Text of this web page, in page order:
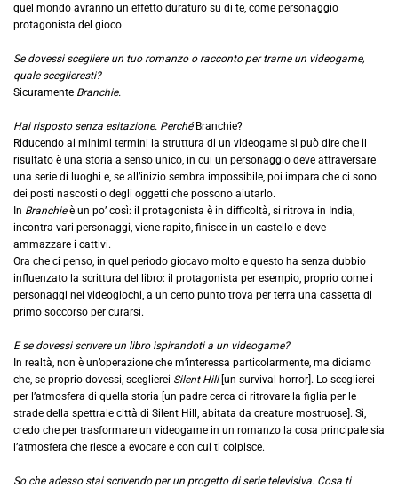
quel mondo avranno un effetto duraturo su di te, come personaggio
protagonista del gioco.
Se dovessi scegliere un tuo romanzo o racconto per trarne un videogame,
quale sceglieresti?
Sicuramente Branchie.
Hai risposto senza esitazione. Perché Branchie?
Riducendo ai minimi termini la struttura di un videogame si può dire che il
risultato è una storia a senso unico, in cui un personaggio deve attraversare
una serie di luoghi e, se all’inizio sembra impossibile, poi impara che ci sono
dei posti nascosti o degli oggetti che possono aiutarlo.
In Branchieè un po’ così: il protagonista è in difficoltà, si ritrova in India,
incontra vari personaggi, viene rapito, finisce in un castello e deve
ammazzare i cattivi.
Ora che ci penso, in quel periodo giocavo molto e questo ha senza dubbio
influenzato la scrittura del libro: il protagonista per esempio, proprio come i
personaggi nei videogiochi, a un certo punto trova per terra una cassetta di
primo soccorso per curarsi.
E se dovessi scrivere un libro ispirandoti a un videogame?
In realtà, non è un’operazione che m’interessa particolarmente, ma diciamo
che, se proprio dovessi, sceglierei Silent Hill [un survival horror]. Lo sceglierei
per l’atmosfera di quella storia [un padre cerca di ritrovare la figlia per le
strade della spettrale città di Silent Hill, abitata da creature mostruose]. Sì,
credo che per trasformare un videogame in un romanzo la cosa principale sia
l’atmosfera che riesce a evocare e con cui ti colpisce.
So che adesso stai scrivendo per un progetto di serie televisiva. Cosa ti